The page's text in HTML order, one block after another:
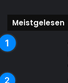
Meistgelesen